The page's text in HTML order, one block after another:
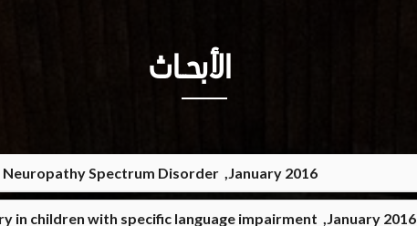
الأبحــاث
Spectrum Disorder ,January 2016
in children with specific language impairment ,January 2016